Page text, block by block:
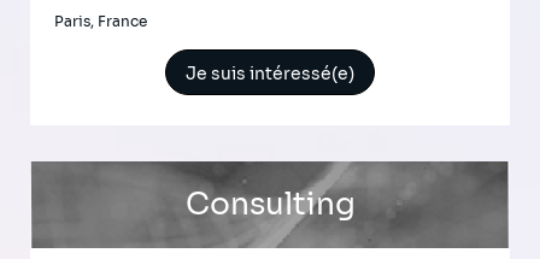
Paris, France
Je suis intéressé(e)
Consulting